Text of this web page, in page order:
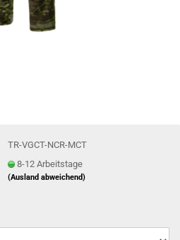
TR-VGCT-NCR-MCT
8-12 Arbeitstage
(Ausland abweichend)